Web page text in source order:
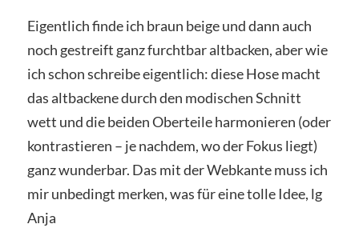
Eigentlich finde ich braun beige und dann auch
noch gestreift ganz furchtbar altbacken, aber wie
ich schon schreibe eigentlich: diese Hose macht
das altbackene durch den modischen Schnitt
wett und die beiden Oberteile harmonieren (oder
kontrastieren – je nachdem, wo der Fokus liegt)
ganz wunderbar. Das mit der Webkante muss ich
mir unbedingt merken, was für eine tolle Idee, lg
Anja